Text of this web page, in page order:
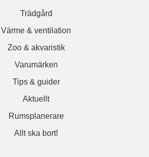
Trädgård
Värme & ventilation
Zoo & akvaristik
Varumärken
Tips & guider
Aktuellt
Rumsplanerare
Allt ska bort!